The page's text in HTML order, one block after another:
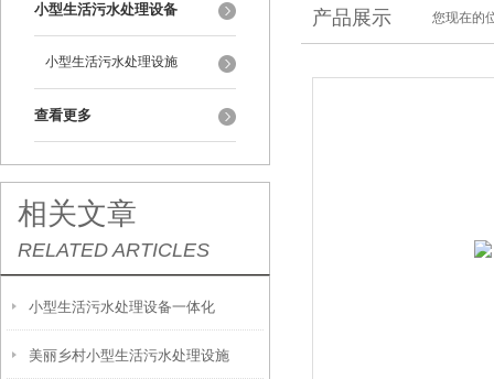
小型生活污水处理设备
小型生活污水处理设施
查看更多
相关文章
RELATED ARTICLES
小型生活污水处理设备一体化
美丽乡村小型生活污水处理设施
产品展示 您现在的